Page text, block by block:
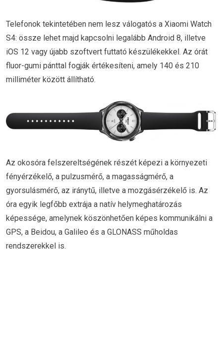
Telefonok tekintetében nem lesz válogatós a Xiaomi Watch
S4: össze lehet majd kapcsolni legalább Android 8, illetve
iOS 12 vagy újabb szoftvert futtató készülékekkel. Az órát
fluor-gumi pánttal fogják értékesíteni, amely 140 és 210
milliméter között állítható.
Az okosóra felszereltségének részét képezi a környezeti
fényérzékelő, a pulzusmérő, a magasságmérő, a
gyorsulásmérő, az iránytű, illetve a mozgásérzékelő is. Az
óra egyik legfőbb extrája a natív helymeghatározás
képessége, amelynek köszönhetően képes kommunikálni a
GPS, a Beidou, a Galileo és a GLONASS műholdas
rendszerekkel is.